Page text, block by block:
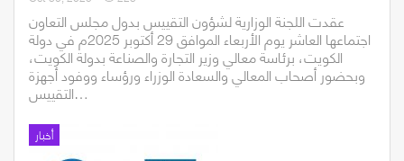
عقدت اللجنة الوزارية لشؤون التقييس بدول مجلس التعاون
اجتماعها العاشر يوم الأربعاء الموافق 29 أكتوبر 2025م في دولة
الكويت، برئاسة معالي وزير التجارة والصناعة بدولة الكويت،
وبحضور أصحاب المعالي والسعادة الوزراء ورؤساء ووفود أجهزة
التقييس…
أخبار